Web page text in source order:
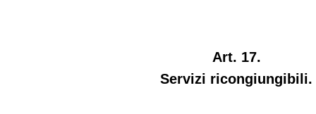
Art. 17.
Servizi ricongiungibili.